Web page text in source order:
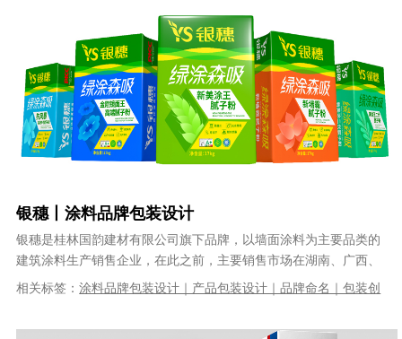
银穗丨涂料品牌包装设计
银穗是桂林国韵建材有限公司旗下品牌，以墙面涂料为主要品类的
建筑涂料生产销售企业，在此之前，主要销售市场在湖南、广西、
福建等地区。从2023年开始，桂林......
相关标签：涂料品牌包装设计｜产品包装设计｜品牌命名｜包装创